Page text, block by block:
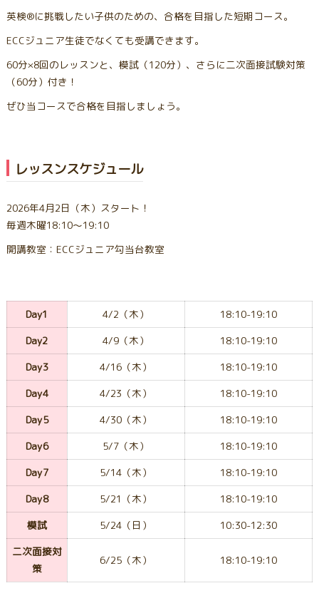
英検®︎に挑戦したい子供のための、合格を目指した短期コース。
ECCジュニア生徒でなくても受講できます。
60分×8回のレッスンと、模試（120分）、さらに二次面接試験対策
（60分）付き！
ぜひ当コースで合格を目指しましょう。
レッスンスケジュール
2026年4月2日（木）スタート！
毎週木曜18:10〜19:10
開講教室：ECCジュニア勾当台教室
Day1 4/2（木）
18:10-19:10
Day2
4/9（木）
18:10-19:10
Day3
4/16（木）
18:10-19:10
Day4
4/23（木）
18:10-19:10
Day5
4/30（木）
18:10-19:10
Day6
5/7（木）
18:10-19:10
Day7
5/14（木）
18:10-19:10
Day8
5/21（木）
18:10-19:10
模試
5/24（日）
10:30-12:30
二次面接対
策
6/25（木） 18:10-19:10